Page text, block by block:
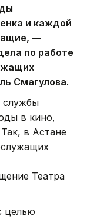
и каждой
—
по работе
Смагулова.
службы
в кино,
в Астане
Театра
целью